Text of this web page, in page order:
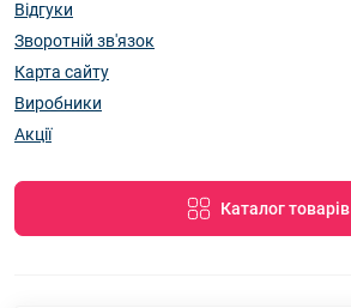
Відгуки
Зворотній зв'язок
Карта сайту
Виробники
Акції
Каталог товарів